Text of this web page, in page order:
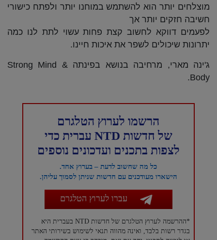
מוצלחים יותר הוא להשתמש במוחנו יותר ולפתח כישורי
חשיבה חזקים יותר אך
לפעמים דווקא לחשוב קצת פחות עשוי לתת לנו כמה
יתרונות שיכולים לשפר את איכות חיינו.
ג'ינה מארי, מרחיבה בנושא בפינתה Strong Mind &
Body.
הרשמו לערוץ הטלגרם
של חדשות NTD עברית כדי
לצפות בתכנים ועדכונים נוספים
כל מה שחשוב לדעת – בערוץ אחד.
הישארו מעודכנים עם חדשות שניתן לסמוך עליהן.
עברו לערוץ הטלגרם
*ההרשמה לערוץ הטלגרם של חדשות NTD בעברית היא
בגדר רשות בלבד, ואינה מהווה תנאי לשימוש בשירותי האתר